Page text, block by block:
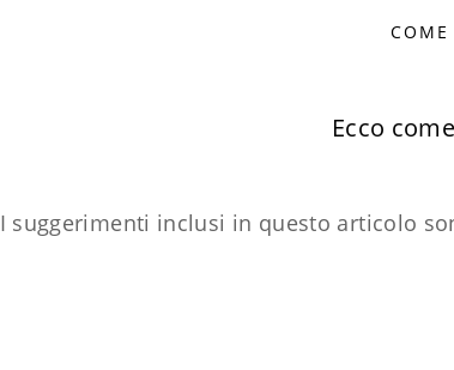
Ecco
I suggerimenti inclusi in questo articolo